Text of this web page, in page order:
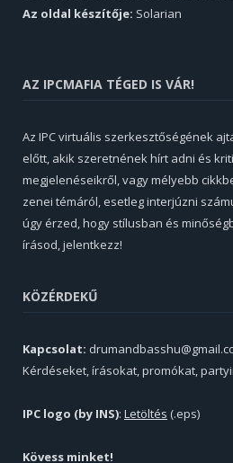
Az oldal készítője: Solarian
AZ IPCMAFIA TÉGED IS VÁR!
Az IPC virtuális szerkesztőségének
előtt, akik szeretnének hírt adni és
megjelenéseikről, vagy mélyebb
zenei témáról, esetleg interjúzni
úgy érzed, hogy stílusban és
írásod, jelentkezz!
KÖZÉRDEKŰ
Kapcsolat:
Kérdéseket, írásokat, promókat,
IPC logo (by INS): Letöltés (.eps)
Kövess minket!